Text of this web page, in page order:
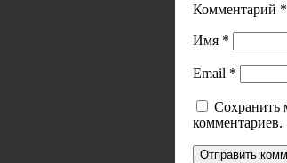
Комментарий *
Имя *
Email *
Сохранить
комментариев.